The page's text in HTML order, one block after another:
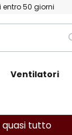
entro 50 giorni
Ventilatori
quasi tutto